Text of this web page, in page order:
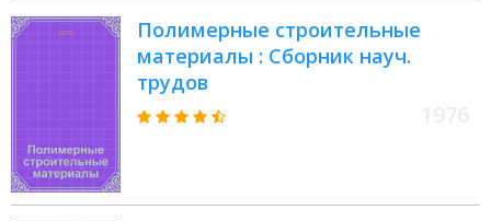
Полимерные строительные
материалы : Сборник науч.
трудов